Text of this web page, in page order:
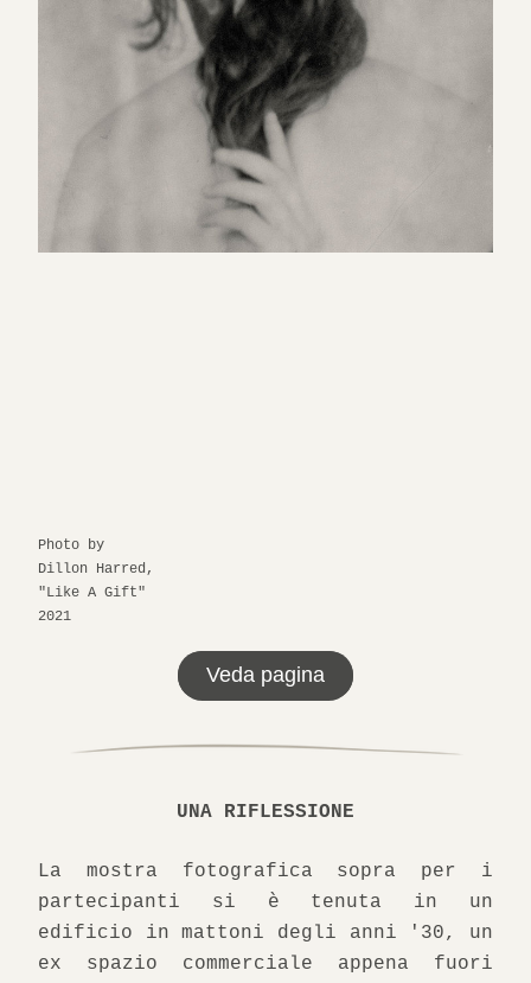
Photo by
Dillon Harred,
"Like A Gift"
2021
Veda pagina
UNA RIFLESSIONE
La mostra fotografica sopra per i
partecipanti si è tenuta in un
edificio in mattoni degli anni '30, un
ex spazio commerciale appena fuori